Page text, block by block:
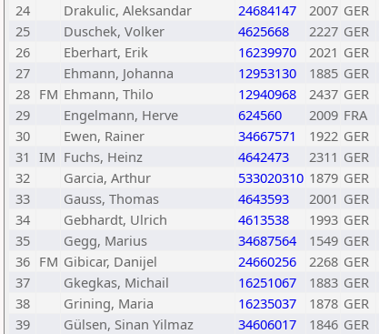
24
Drakulic, Aleksandar 24684147 2007 GER
25
Duschek, Volker 4625668 2227 GER
26
Eberhart, Erik 16239970 2021 GER
27
Ehmann, Johanna 12953130 1885 GER
28 FM Ehmann, Thilo 12940968 2437 GER
29
Engelmann, Herve 624560 2009 FRA
30
Ewen, Rainer 34667571 1922 GER
31 IM Fuchs, Heinz 4642473 2311 GER
32
Garcia, Arthur 533020310 1879 GER
33
Gauss, Thomas 4643593 2001 GER
34
Gebhardt, Ulrich 4613538 1993 GER
35
Gegg, Marius 34687564 1549 GER
36 FM Gibicar, Danijel 24660256 2268 GER
37
Gkegkas, Michail 16251067 1883 GER
38
Grining, Maria 16235037 1878 GER
39
Gülsen, Sinan Yilmaz 34606017 1846 GER